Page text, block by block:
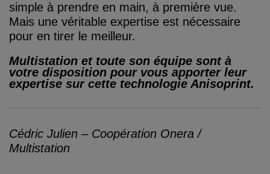
simple à prendre en main, à première vue.
Mais une véritable expertise est nécessaire
pour en tirer le meilleur.
Multistation et toute son équipe sont à
votre disposition pour vous apporter leur
expertise sur cette technologie Anisoprint.
Cédric Julien – Coopération Onera /
Multistation